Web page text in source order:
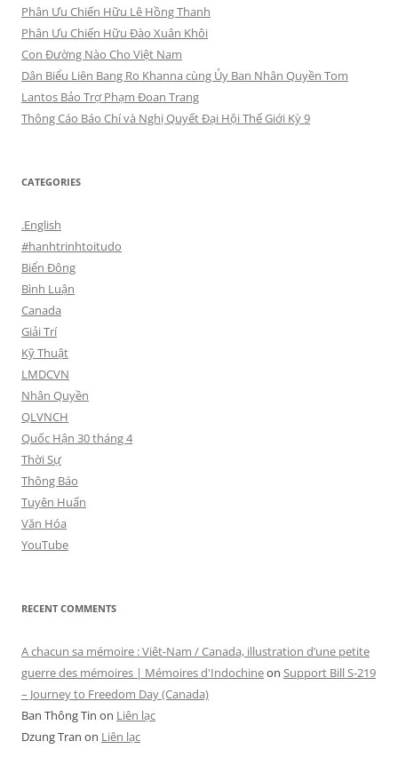
Phân Ưu Chiến Hữu Lê Hồng Thanh
Phân Ưu Chiến Hữu Đào Xuân Khôi
Con Đường Nào Cho Việt Nam
Dân Biểu Liên Bang Ro Khanna cùng Ủy Ban Nhân Quyền Tom
Lantos Bảo Trợ Phạm Đoan Trang
Thông Cáo Báo Chí và Nghị Quyết Đại Hội Thế Giới Kỳ 9
CATEGORIES
.English
#hanhtrinhtoitudo
Biển Đông
Bình Luận
Canada
Giải Trí
Kỹ Thuật
LMDCVN
Nhân Quyền
QLVNCH
Quốc Hận 30 tháng 4
Thời Sự
Thông Báo
Tuyên Huấn
Văn Hóa
YouTube
RECENT COMMENTS
A chacun sa mémoire : Viêt-Nam / Canada, illustration d’une petite
guerre des mémoires | Mémoires d'Indochineon Support Bill S-219
– Journey to Freedom Day (Canada)
Ban Thông Tin on Liên lạc
Dzung Tran on Liên lạc